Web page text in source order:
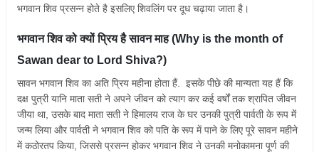
भगवान शिव प्रसन्न होते है इसलिए शिवलिंग पर दूध चढ़ाया जाता है।
भगवान शिव को क्यों प्रिय है सावन माह (Why is the month of
Sawan dear to Lord Shiva?)
सावन भगवान शिव का अति प्रिय महीना होता हैं. इसके पीछे की मान्यता यह हैं कि
दक्ष पुत्री यानि माता सती ने अपने जीवन को त्याग कर कई वर्षों तक श्रापित जीवन
जीया था, उसके बाद माता सती ने हिमालय राज के घर उनकी पुत्री पार्वती के रूप में
जन्म लिया और पार्वती ने भगवान शिव को पति के रूप में पाने के लिए पूरे सावन महीने
में कठोरतप किया, जिससे प्रसन्न होकर भगवान शिव ने उनकी मनोकामना पूर्ण की